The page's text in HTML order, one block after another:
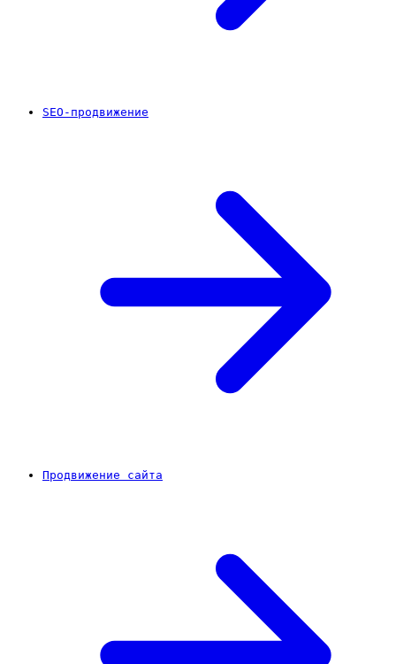
SEO-продвижение
Продвижение сайта